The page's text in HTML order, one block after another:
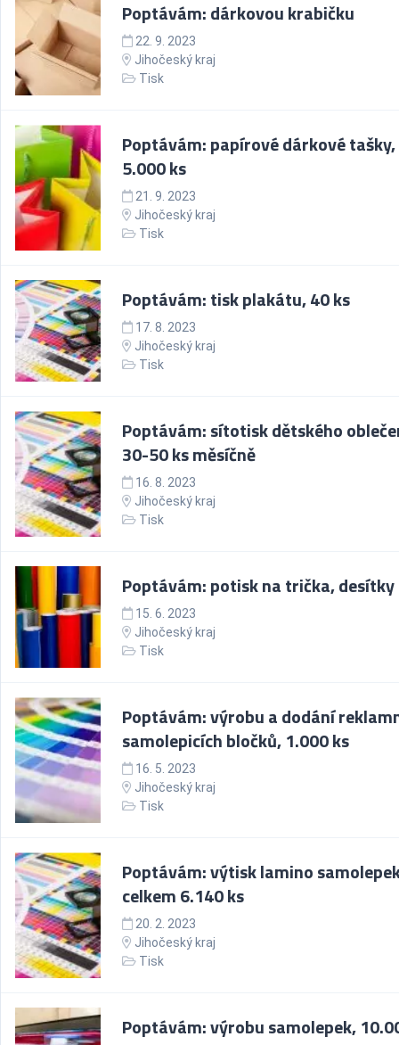
Poptávám: dárkovou krabičku
22. 9. 2023
Jihočeský kraj
Tisk
Poptávám: papírové dárkové tašky,
5.000 ks
21. 9. 2023
Jihočeský kraj
Tisk
Poptávám: tisk plakátu, 40 ks
17. 8. 2023
Jihočeský kraj
Tisk
Poptávám: sítotisk dětského
30-50 ks měsíčně
16. 8. 2023
Jihočeský kraj
Tisk
Poptávám: potisk na trička, desítky
15. 6. 2023
Jihočeský kraj
Tisk
Poptávám: výrobu a dodání
samolepicích bločků, 1.000 ks
16. 5. 2023
Jihočeský kraj
Tisk
Poptávám: výtisk lamino
celkem 6.140 ks
20. 2. 2023
Jihočeský kraj
Tisk
Poptávám: výrobu samolepek,